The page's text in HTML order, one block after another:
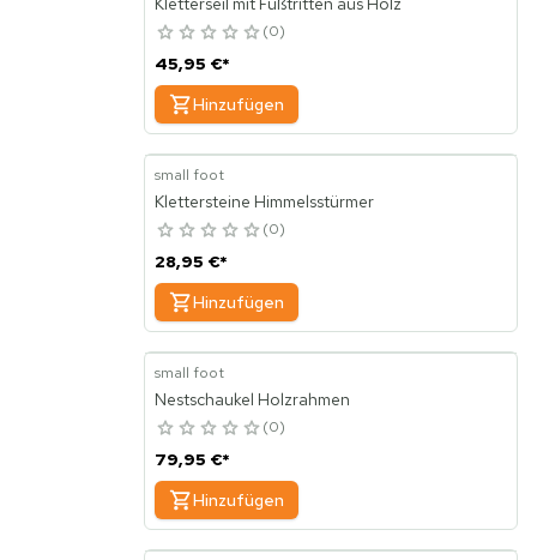
0
45,95 €*
Hinzufügen
small foot
Klettersteine Himmelsstürmer
0
28,95 €*
Hinzufügen
small foot
Nestschaukel Holzrahmen
0
79,95 €*
Hinzufügen